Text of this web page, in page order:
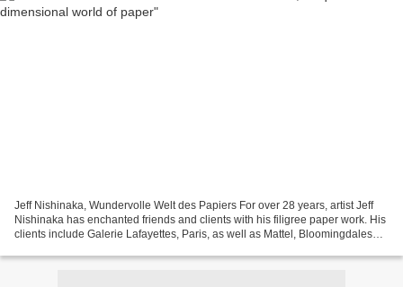
Jeff Nishinaka, Wundervolle Welt des Papiers For over 28 years, artist Jeff
Nishinaka has enchanted friends and clients with his filigree paper work. His
clients include Galerie Lafayettes, Paris, as well as Mattel, Bloomingdales